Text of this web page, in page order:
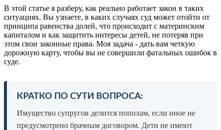
В этой статье я разберу, как реально работает закон в таких
ситуациях. Вы узнаете, в каких случаях суд может отойти от
принципа равенства долей, что происходит с материнским
капиталом и как защитить интересы детей, не потеряв при
этом свои законные права. Моя задача - дать вам четкую
дорожную карту, чтобы вы не совершили фатальных ошибок в
суде.
КРАТКО ПО СУТИ ВОПРОСА:
Имущество супругов делится пополам, если иное не
предусмотрено брачным договором. Дети не имеют